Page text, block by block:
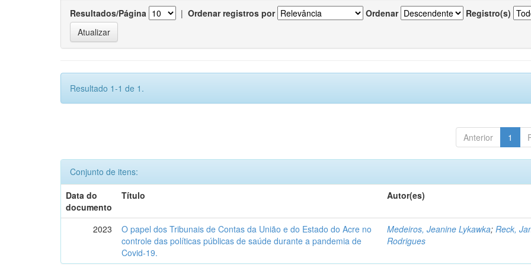
Resultados/Página | Ordenar registros por Ordenar Registro(s)
Resultado 1-1 de 1.
Anterior 1
Conjunto de itens:
Data do
documento
Título Autor(es)
2023
O papel dos Tribunais de Contas da União e do Estado do Acre no
controle das políticas públicas de saúde durante a pandemia de
Covid-19.
Medeiros, Jeanine Lykawka;Reck,
Rodrigues